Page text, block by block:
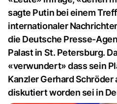
sagte Putin bei einem
internationaler
die Deutsche Presse-
Palast in St. Petersburg.
«verwundert» dass sein
Kanzler Gerhard
diskutiert worden sei in